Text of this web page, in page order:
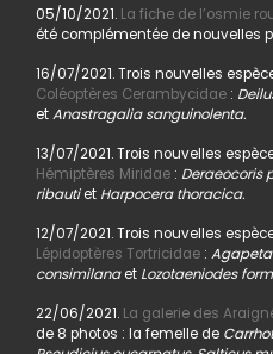
05/10/2021. La fiche de l’osmie
été complémentée de nouvelles
16/07/2021. Trois nouvelles
Coléoptères Cerambycidae:
etAnastragalia sanguinolenta.
13/07/2021. Trois nouvelles
Hémiptères Miridae: Deraeocoris
ribautiet Harpocera thoracica.
12/07/2021. Trois nouvelles
Lépidoptères Tortricidae:
consimilanaet Lozotaeniodes
22/06/2021. La galerie des
de 8 photos : la femelle de